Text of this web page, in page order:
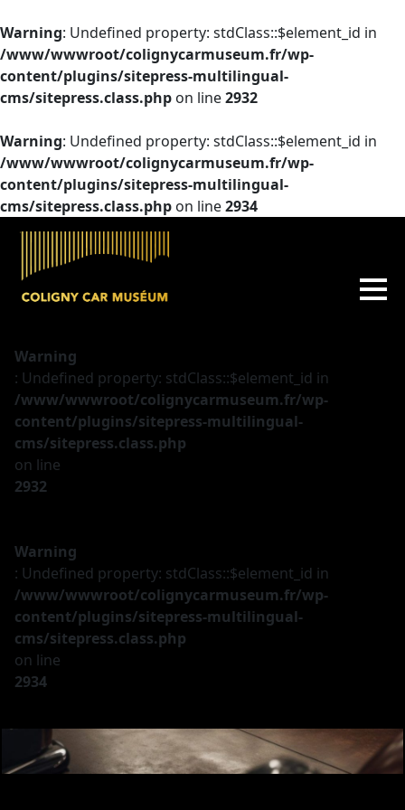
Warning: Undefined property: stdClass::$element_id in
/www/wwwroot/colignycarmuseum.fr/wp-
content/plugins/sitepress-multilingual-
cms/sitepress.class.php on line2932
Warning: Undefined property: stdClass::$element_id in
/www/wwwroot/colignycarmuseum.fr/wp-
content/plugins/sitepress-multilingual-
cms/sitepress.class.php on line2934
Warning
: Undefined property: stdClass::$element_id in
/www/wwwroot/colignycarmuseum.fr/wp-
content/plugins/sitepress-multilingual-
cms/sitepress.class.php
on line
2932
Warning
: Undefined property: stdClass::$element_id in
/www/wwwroot/colignycarmuseum.fr/wp-
content/plugins/sitepress-multilingual-
cms/sitepress.class.php
on line
2934
Le musée
Les véhicules
A vendre